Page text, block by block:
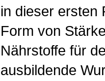
in dieser ersten
Form von
Nährstoffe für
ausbildende